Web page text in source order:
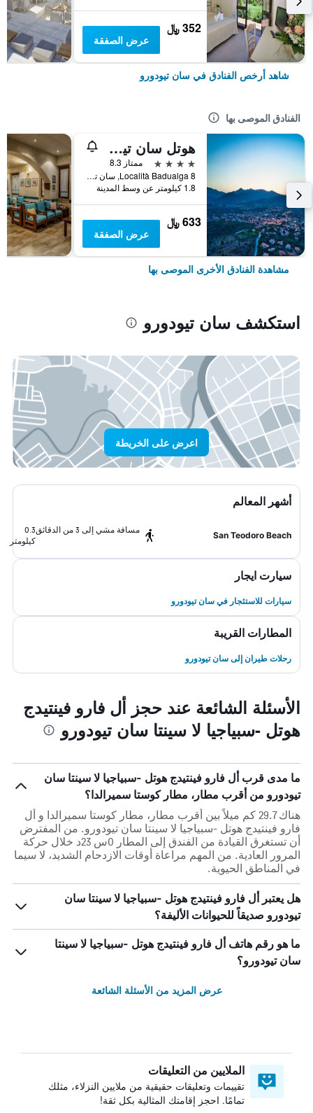
352 ﷼
عرض الصفقة
شاهد أرخص الفنادق في سان تيودورو
الفنادق الموصى بها
هوتل سان تيودورو
4 نجوم
ممتاز 8.3
Località Badualga 8, سان تيودورو, سردينيا, إيطاليا
1.8 كيلومتر عن وسط المدينة
633 ﷼
عرض الصفقة
مشاهدة الفنادق الأخرى الموصى بها
استكشف سان تيودورو
اعرض على الخريطة
أشهر المعالم
San Teodoro Beach
مسافة مشي إلى 3 من الدقائق
0.3
كيلومتر
سيارت ايجار
سيارات للاستئجار في سان تيودورو
المطارات القريبة
رحلات طيران إلى سان تيودورو
الأسئلة الشائعة عند حجز أل فارو فينتيدج
هوتل -سبياجيا لا سينتا سان تيودورو
ما مدى قرب أل فارو فينتيدج هوتل -سبياجيا لا سينتا سان
تيودورو من أقرب مطار، مطار كوستا سميرالدا؟
هناك 29.7 كم ميلاً بين أقرب مطار، مطار كوستا سميرالدا و أل
فارو فينتيدج هوتل -سبياجيا لا سينتا سان تيودورو. من المفترض
أن تستغرق القيادة من الفندق إلى المطار 0س 23د خلال حركة
المرور العادية. من المهم مراعاة أوقات الازدحام الشديد، لا سيما
في المناطق الحيوية.
هل يعتبر أل فارو فينتيدج هوتل -سبياجيا لا سينتا سان
تيودورو صديقاً للحيوانات الأليفة؟
ما هو رقم هاتف أل فارو فينتيدج هوتل -سبياجيا لا سينتا
سان تيودورو؟
عرض المزيد من الأسئلة الشائعة
الملايين من التعليقات
تقييمات وتعليقات حقيقية من ملايين النزلاء، مثلك
تمامًا. احجز إقامتك المثالية بكل ثقة!